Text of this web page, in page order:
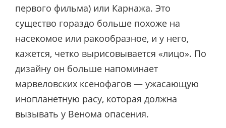
первого фильма) или Карнажа. Это
существо гораздо больше похоже на
насекомое или ракообразное, и у него,
кажется, четко вырисовывается «лицо». По
дизайну он больше напоминает
марвеловских ксенофагов — ужасающую
инопланетную расу, которая должна
вызывать у Венома опасения.